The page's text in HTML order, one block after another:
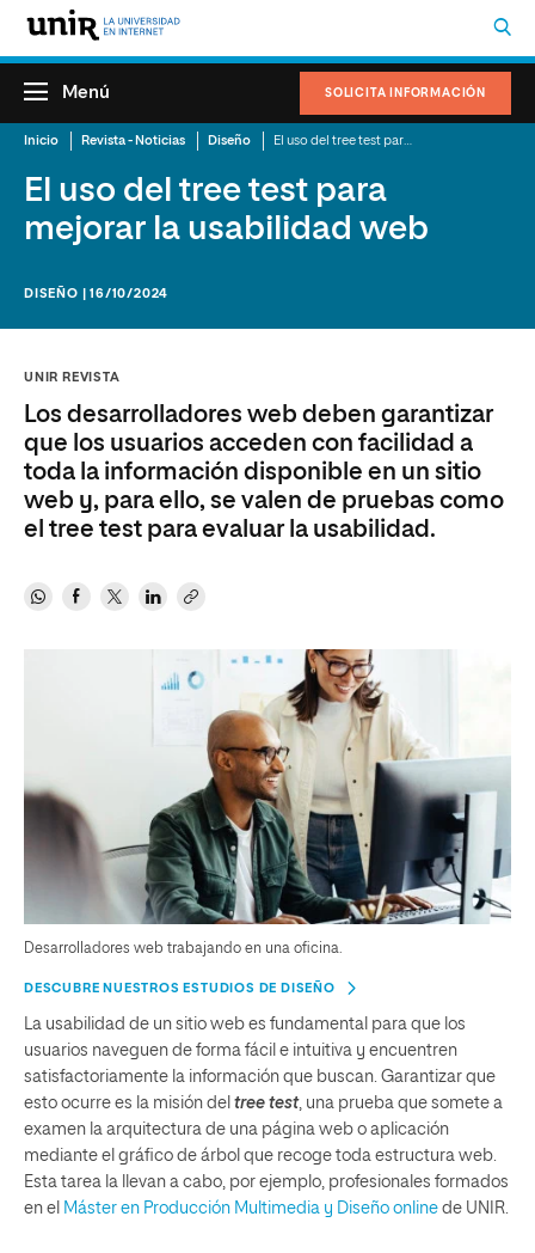
SOLICITA INFORMACIÓN
Menú
Inicio Revista - Noticias Diseño
El uso del tree test para
mejorar la usabilidad web
DISEÑO | 16/10/2024
UNIR REVISTA
Los desarrolladores web deben garantizar
que los usuarios acceden con facilidad a
toda la información disponible en un sitio
web y, para ello, se valen de pruebas como
el tree test para evaluar la usabilidad.
Desarrolladores web trabajando en una oficina.
DESCUBRE NUESTROS ESTUDIOS DE DISEÑO
La usabilidad de un sitio web es fundamental para que los
usuarios naveguen de forma fácil e intuitiva y encuentren
satisfactoriamente la información que buscan. Garantizar que
esto ocurre es la misión del tree test, una prueba que somete a
examen la arquitectura de una página web o aplicación
mediante el gráfico de árbol que recoge toda estructura web.
Esta tarea la llevan a cabo, por ejemplo, profesionales formados
en el Máster en Producción Multimedia y Diseño online de UNIR.